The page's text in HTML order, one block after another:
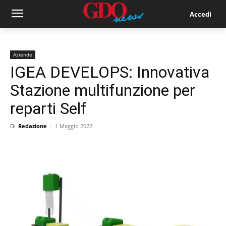
Accedi
Aziende
IGEA DEVELOPS: Innovativa
Stazione multifunzione per
reparti Self
Di Redazione - 1 Maggio 2022